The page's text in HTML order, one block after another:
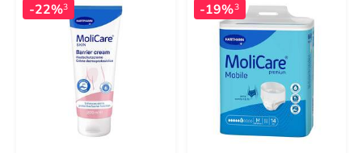
-22%3 -19%3